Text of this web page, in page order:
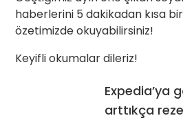
haberlerini 5 dakikadan kısa
özetimizde okuyabilirsiniz!
Keyifli okumalar dileriz!
Expedia’ya
arttıkça